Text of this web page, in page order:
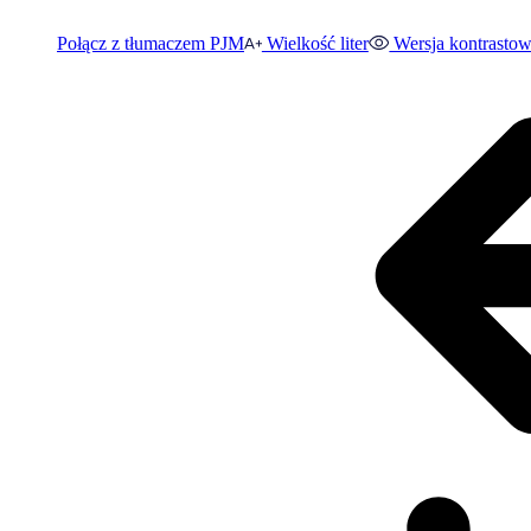
Połącz z tłumaczem PJM Wielkość liter Wersja